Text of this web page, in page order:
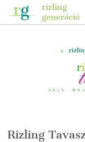
rizling
generáció
Rizling